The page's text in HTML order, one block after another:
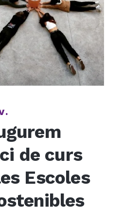
de curs
Escoles